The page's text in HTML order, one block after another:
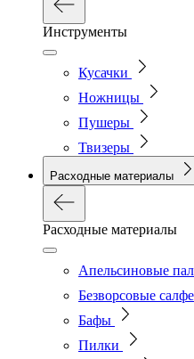
Инструменты
Кусачки
Ножницы
Пушеры
Твизеры
Расходные материалы
Расходные материалы
Апельсиновые
Безворсовые
Бафы
Пилки